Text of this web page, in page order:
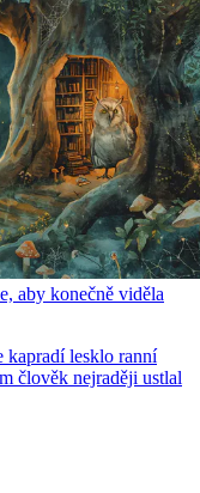
aby konečně viděla
kapradí lesklo ranní
člověk nejraději ustlal